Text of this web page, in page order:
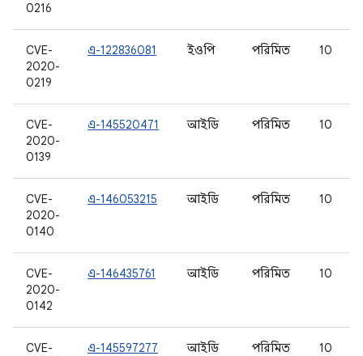
0216
CVE-
2020-
0219
এ-122836081 ইওপি পরিমিত 10
CVE-
2020-
0139
এ-145520471 আইডি পরিমিত 10
CVE-
2020-
0140
এ-146053215 আইডি পরিমিত 10
CVE-
2020-
0142
এ-146435761 আইডি পরিমিত 10
CVE-
এ-145597277 আইডি পরিমিত 10